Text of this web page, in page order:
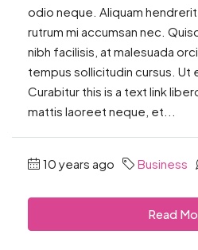
odio neque. Aliquam
rutrum mi accumsan nec.
nibh facilisis, at malesuada
tempus sollicitudin cursus. Ut
Curabitur this is a text link
mattis laoreet neque, et...
10 years ago Business
Read